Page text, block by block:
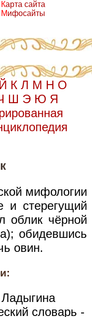
Карта сайта
Мифосайты
Й К Л М Н О
Ш Э Ю Я
мифологии
и стерегущий
облик чёрной
обидевшись
овин.
словарь -